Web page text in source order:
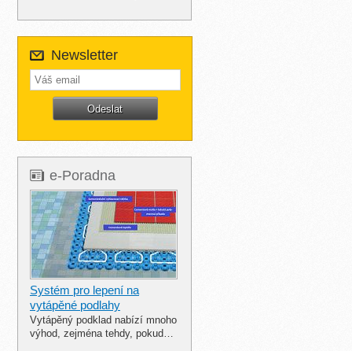
Newsletter
e-Poradna
Systém pro lepení na
vytápěné podlahy
Vytápěný podklad nabízí mnoho
výhod, zejména tehdy, pokud…